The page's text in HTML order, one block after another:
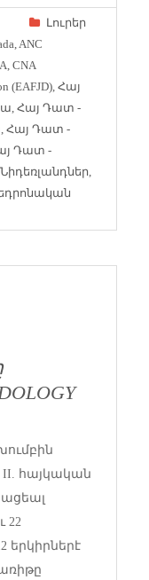
Լուրեր
ANC
,CNA
(EAFJD) ,Հայ
,Հայ Դատ -
,Հայ Դատ -
Դատ -
II. հայկական
22
երկիրներէ